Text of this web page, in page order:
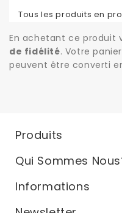
Tous les produits en
En achetant ce produit
de fidélité. Votre
peuvent être converti
Produits
Qui Sommes
Informations